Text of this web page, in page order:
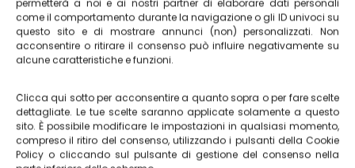
permetterà a noi e ai nostri partner di elaborare dati personali
come il comportamento durante la navigazione o gli ID univoci su
questo sito e di mostrare annunci (non) personalizzati. Non
acconsentire o ritirare il consenso può influire negativamente su
alcune caratteristiche e funzioni.
Clicca qui sotto per acconsentire a quanto sopra o per fare scelte
dettagliate. Le tue scelte saranno applicate solamente a questo
sito. È possibile modificare le impostazioni in qualsiasi momento,
compreso il ritiro del consenso, utilizzando i pulsanti della Cookie
Policy o cliccando sul pulsante di gestione del consenso nella